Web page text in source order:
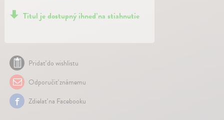
Titul je dostupný ihneď na stiahnutie
Pridať do wishlistu
Odporučiť známemu
Zdielať na Facebooku